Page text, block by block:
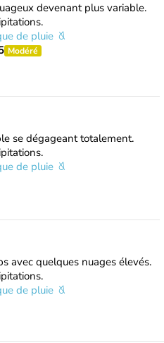
devenant plus variable.
de pluie
Modéré
se dégageant totalement.
de pluie
avec quelques nuages élevés.
de pluie